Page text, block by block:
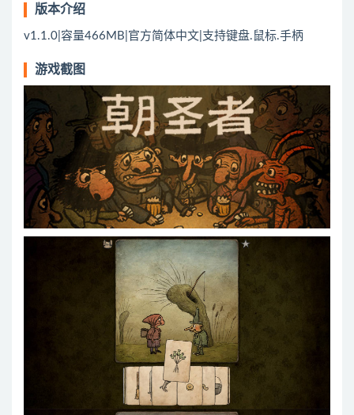
版本介绍
v1.1.0|容量466MB|官方简体中文|支持键盘.鼠标.手柄
游戏截图